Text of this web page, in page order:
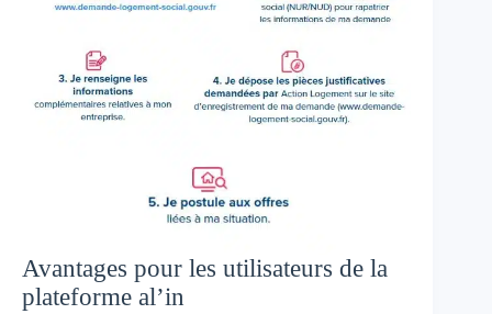
Avantages pour les utilisateurs de la
plateforme al’in